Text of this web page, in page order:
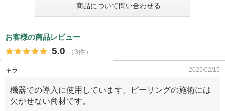
商品について問い合わせる
お客様の商品レビュー
5.0 （3件）
キラ 2025/02/15
機器での導入に使用しています。ピーリングの施術には
欠かせない商材です。